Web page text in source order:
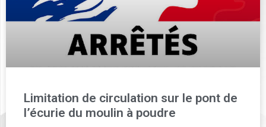
Limitation de circulation sur le pont de
l’écurie du moulin à poudre